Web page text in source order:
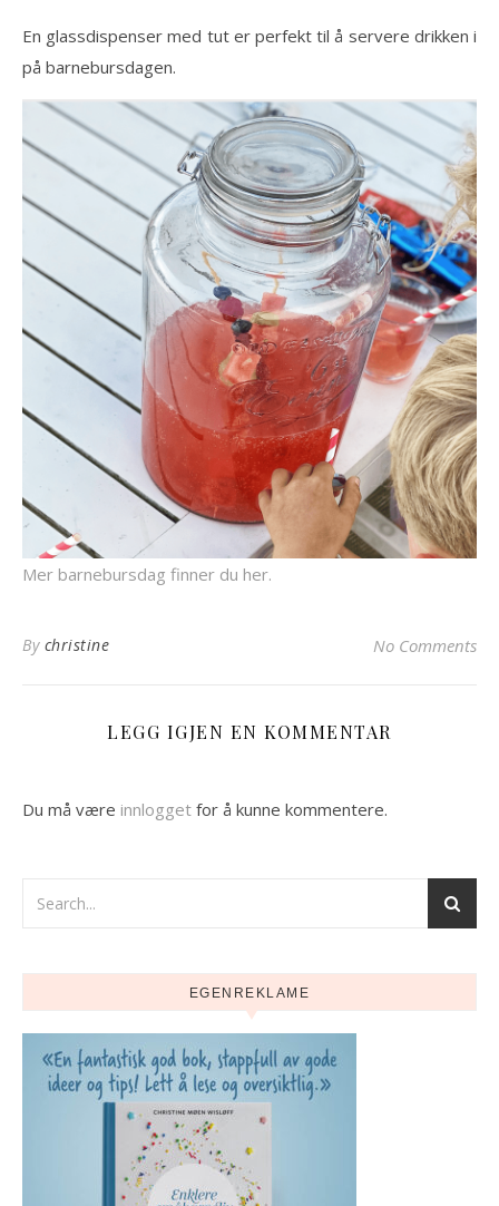
En glassdispenser med tut er perfekt til å servere drikken i
på barnebursdagen.
Mer barnebursdag finner du her.
By christine No Comments
LEGG IGJEN EN KOMMENTAR
Du må være innlogget for å kunne kommentere.
EGENREKLAME